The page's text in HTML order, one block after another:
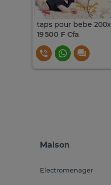
19 500 F Cfa
Maison
Electromenager